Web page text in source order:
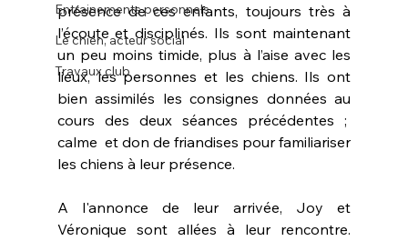
Entrainements personnels
Le chien, acteur social
Travaux club
présence de ces enfants, toujours très à
l’écoute et disciplinés. Ils sont maintenant
un peu moins timide, plus à l’aise avec les
lieux, les personnes et les chiens. Ils ont
bien assimilés les consignes données au
cours des deux séances précédentes ;
calme  et don de friandises pour familiariser
les chiens à leur présence.
A l'annonce de leur arrivée, Joy et
Véronique sont allées à leur rencontre.